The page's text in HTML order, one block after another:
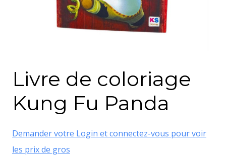
Livre de coloriage
Kung Fu Panda
Demander votre Login et connectez-vous pour voir
les prix de gros